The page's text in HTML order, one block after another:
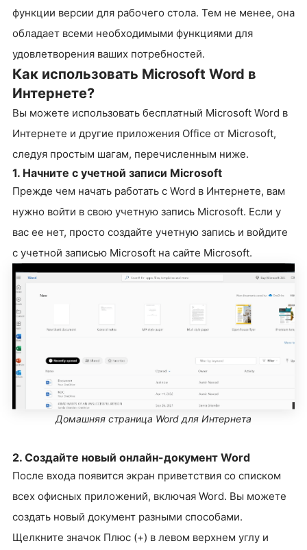
функции версии для рабочего стола. Тем не менее, она
обладает всеми необходимыми функциями для
удовлетворения ваших потребностей.
Как использовать Microsoft Word в
Интернете?
Вы можете использовать бесплатный Microsoft Word в
Интернете и другие приложения Office от Microsoft,
следуя простым шагам, перечисленным ниже.
1. Начните с учетной записи Microsoft
Прежде чем начать работать с Word в Интернете, вам
нужно войти в свою учетную запись Microsoft. Если у
вас ее нет, просто создайте учетную запись и войдите
с учетной записью Microsoft на сайте Microsoft.
Домашняя страница Word для Интернета
2. Создайте новый онлайн-документ Word
После входа появится экран приветствия со списком
всех офисных приложений, включая Word. Вы можете
создать новый документ разными способами.
Щелкните значок Плюс (+) в левом верхнем углу и